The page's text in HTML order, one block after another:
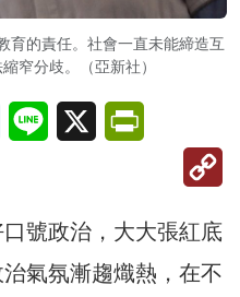
育的責任。社會一直未能締造互
窄分歧。（亞新社）
LinkedInLine X
號政治，大大張紅底
氣氛漸趨熾熱，在不